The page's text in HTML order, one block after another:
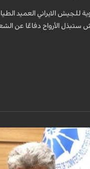
للجيش الايراني العميد
ستبذل الأرواح دفاعًا عن